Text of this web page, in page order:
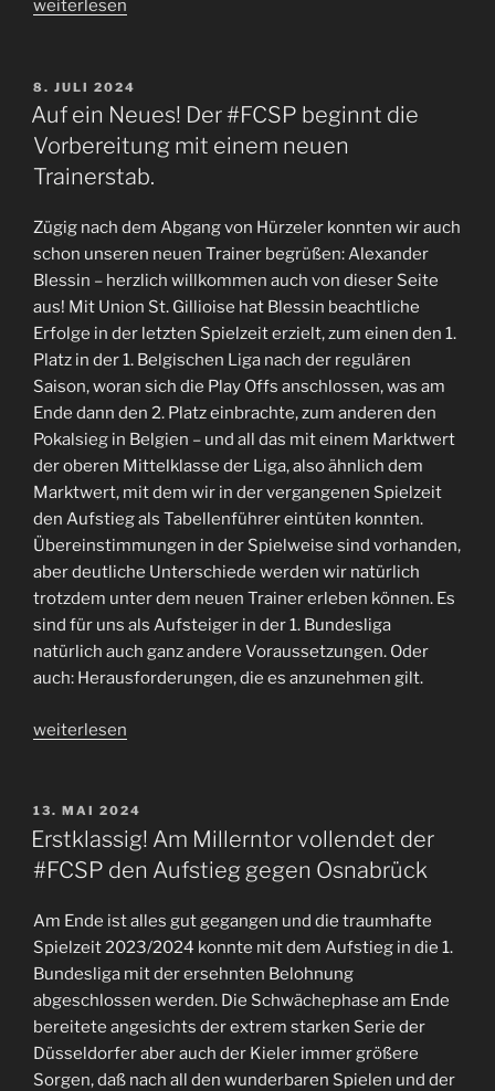
„Ist
bereit
für
eine
neue
Liga?“
weiterlesen
VERÖFFENTLICHT
AM
8. JULI 2024
Auf ein Neues! Der #FCSP beginnt die
Vorbereitung mit einem neuen
Trainerstab.
Zügig nach dem Abgang von Hürzeler konnten wir auch
schon unseren neuen Trainer begrüßen: Alexander
Blessin – herzlich willkommen auch von dieser Seite
aus! Mit Union St. Gillioise hat Blessin beachtliche
Erfolge in der letzten Spielzeit erzielt, zum einen den 1.
Platz in der 1. Belgischen Liga nach der regulären
Saison, woran sich die Play Offs anschlossen, was am
Ende dann den 2. Platz einbrachte, zum anderen den
Pokalsieg in Belgien – und all das mit einem Marktwert
der oberen Mittelklasse der Liga, also ähnlich dem
Marktwert, mit dem wir in der vergangenen Spielzeit
den Aufstieg als Tabellenführer eintüten konnten.
Übereinstimmungen in der Spielweise sind vorhanden,
aber deutliche Unterschiede werden wir natürlich
trotzdem unter dem neuen Trainer erleben können. Es
sind für uns als Aufsteiger in der 1. Bundesliga
natürlich auch ganz andere Voraussetzungen. Oder
auch: Herausforderungen, die es anzunehmen gilt.
„Auf
Der
#FCSP
beginnt
Vorbereitung
mit
einem
neuen
Trainerstab.“
weiterlesen
VERÖFFENTLICHT
AM
13. MAI 2024
Erstklassig! Am Millerntor vollendet der
#FCSP den Aufstieg gegen Osnabrück
Am Ende ist alles gut gegangen und die traumhafte
Spielzeit 2023/2024 konnte mit dem Aufstieg in die 1.
Bundesliga mit der ersehnten Belohnung
abgeschlossen werden. Die Schwächephase am Ende
bereitete angesichts der extrem starken Serie der
Düsseldorfer aber auch der Kieler immer größere
Sorgen, daß nach all den wunderbaren Spielen und der